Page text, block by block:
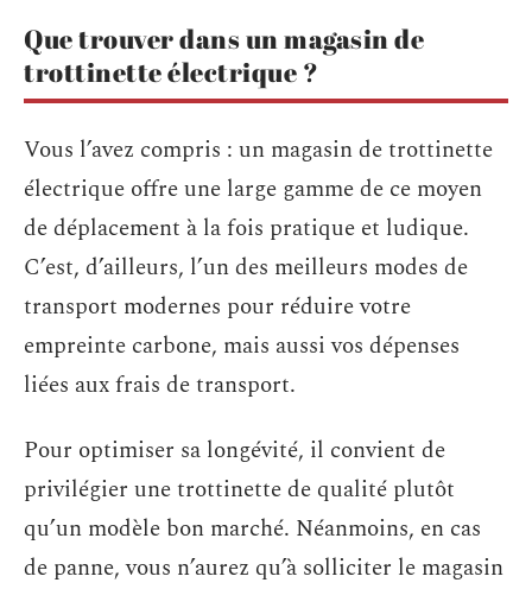
Que trouver dans un magasin de
trottinette électrique ?
Vous l’avez compris : un magasin de trottinette
électrique offreune large gamme de ce moyen
de déplacement à la fois pratique et ludique.
C’est, d’ailleurs, l’un des meilleurs modes de
transport modernes pour réduire votre
empreinte carbone, mais aussi vos dépenses
liées aux frais de transport.
Pour optimiser sa longévité, il convient de
privilégier une trottinette de qualité plutôt
qu’un modèle bon marché. Néanmoins, en cas
de panne, vous n’aurez qu’à solliciter le magasin